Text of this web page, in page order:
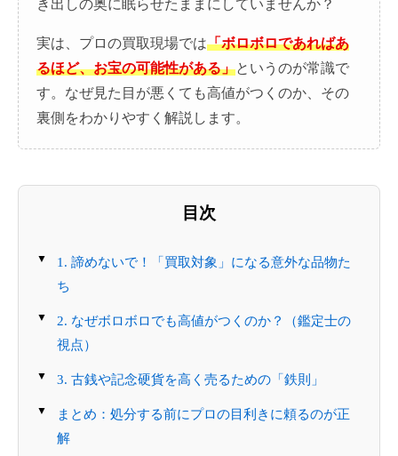
き出しの奥に眠らせたままにしていませんか？
実は、プロの買取現場では「ボロボロであればあ
るほど、お宝の可能性がある」というのが常識で
す。なぜ見た目が悪くても高値がつくのか、その
裏側をわかりやすく解説します。
目次
1. 諦めないで！「買取対象」になる意外な品物た
ち
2. なぜボロボロでも高値がつくのか？（鑑定士の
視点）
3. 古銭や記念硬貨を高く売るための「鉄則」
まとめ：処分する前にプロの目利きに頼るのが正
解